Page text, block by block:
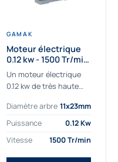
GAMAK
Moteur électrique
0.12 kw - 1500 Tr/min
- 230/400V - IE2
Un moteur électrique
0.12 kw de très haute
applications les plus
sollicitées. Nous
fournissons des
moteurs électriques...
Diamètre arbre 11x23mm
Puissance
0.12 Kw
Vitesse
1500 Tr/min